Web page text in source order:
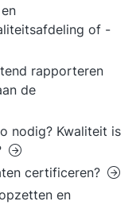
of -
rapporteren
de
nodig? Kwaliteit is
certificeren?
en